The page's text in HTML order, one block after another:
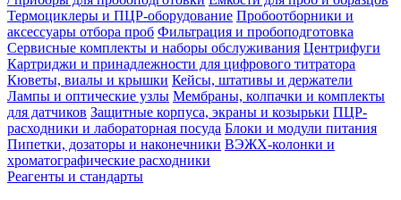
Термоциклеры и ПЦР-оборудование Пробоотборники и
аксессуары отбора проб Фильтрация и пробоподготовка
Сервисные комплекты и наборы обслуживания Центрифуги
Картриджи и принадлежности для цифрового титратора
Кюветы, виалы и крышки Кейсы, штативы и держатели
Лампы и оптические узлы Мембраны, колпачки и комплекты
для датчиков Защитные корпуса, экраны и козырьки ПЦР-
расходники и лабораторная посуда Блоки и модули питания
Пипетки, дозаторы и наконечники ВЭЖХ-колонки и
хроматографические расходники
Реагенты и стандарты